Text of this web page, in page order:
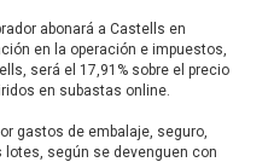
abonará a Castells en
en la operación e impuestos,
será el 17,91% sobre el precio
en subastas online.
gastos de embalaje, seguro,
según se devenguen con